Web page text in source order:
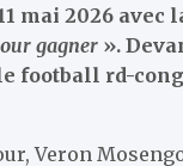
mai 2026
gagner ».
football rd-
Veron